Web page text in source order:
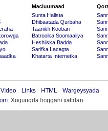
Macluumaad
Sunta Halista
Dhibaatada Qurbaha
Taariikh Kooban
Batroolka Soomaaliya
Heshiiska Badda
Sarifka Lacagta
Khatarta Internetka
Video Links HTML
Wargeysyada
. Xuquuqda boggani xafidan.